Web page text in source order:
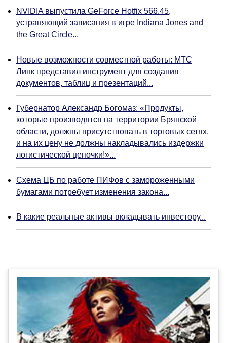
NVIDIA выпустила GeForce Hotfix 566.45,
устраняющий зависания в игре Indiana Jones and
the Great Circle...
Новые возможности совместной работы: МТС
Линк представил инструмент для создания
документов, таблиц и презентаций...
Губернатор Александр Богомаз: «Продукты,
которые производятся на территории Брянской
области, должны присутствовать в торговых сетях,
и на их цену не должны накладывались издержки
логистической цепочки!»...
Схема ЦБ по работе ПИФов с замороженными
бумагами потребует изменения закона...
В какие реальные активы вкладывать инвестору...